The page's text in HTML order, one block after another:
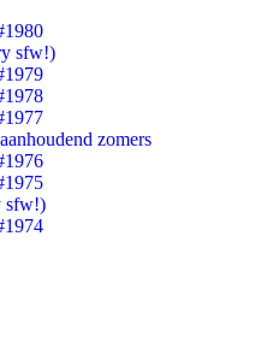
sfw!)
zomers
sfw!)